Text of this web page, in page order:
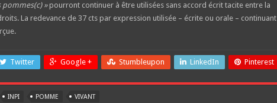
»pourront continuer à être utilisées sans accord écrit tacite entre la
La redevance de 37 cts par expression utilisée – écrite ou orale – continuant
Twitter Google + Stumbleupon LinkedIn Pinterest
INPI POMME VIVANT